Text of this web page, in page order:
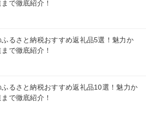
で徹底紹介！
ふるさと納税おすすめ返礼品5選！魅力か
で徹底紹介！
るさと納税おすすめ返礼品10選！魅力か
で徹底紹介！